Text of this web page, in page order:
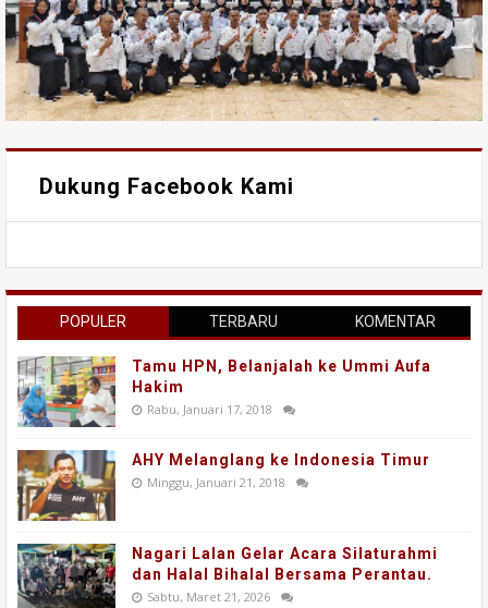
Dukung Facebook Kami
POPULER TERBARU KOMENTAR
Tamu HPN, Belanjalah ke Ummi Aufa
Hakim
Rabu, Januari 17, 2018
AHY Melanglang ke Indonesia Timur
Minggu, Januari 21, 2018
Nagari Lalan Gelar Acara Silaturahmi
dan Halal Bihalal Bersama Perantau.
Sabtu, Maret 21, 2026